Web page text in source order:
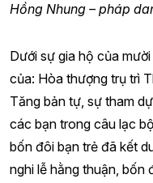
Hồng Nhung – pháp
Dưới sự gia hộ của
của: Hòa thượng trụ trì
Tăng bản tự, sự tham
các bạn trong câu lạc
bốn đôi bạn trẻ đã kết
nghi lễ hằng thuận,